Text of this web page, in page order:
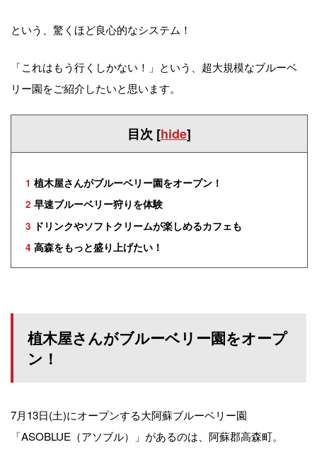
という、驚くほど良心的なシステム！
「これはもう行くしかない！」という、超大規模なブルーベ
リー園をご紹介したいと思います。
目次 [hide]
1 植木屋さんがブルーベリー園をオープン！
2 早速ブルーベリー狩りを体験
3 ドリンクやソフトクリームが楽しめるカフェも
4 高森をもっと盛り上げたい！
植木屋さんがブルーベリー園をオープ
ン！
7月13日(土)にオープンする大阿蘇ブルーベリー園
「ASOBLUE（アソブル）」があるのは、阿蘇郡高森町。